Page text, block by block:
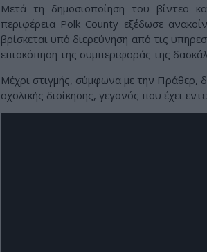
Μετά τη δημοσιοποίηση του βίντεο
περιφέρεια Polk County εξέδωσε
βρίσκεται υπό διερεύνηση από τις
επισκόπηση της συμπεριφοράς της
Μέχρι στιγμής, σύμφωνα με την Πράθερ,
σχολικής διοίκησης, γεγονός που έχει